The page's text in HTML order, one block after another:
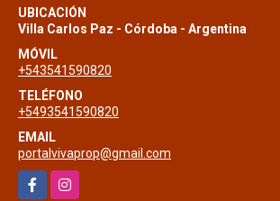
UBICACIÓN
Villa Carlos Paz - Córdoba - Argentina
MÓVIL
+543541590820
TELÉFONO
+5493541590820
EMAIL
portalvivaprop@gmail.com
FacebookInstagram